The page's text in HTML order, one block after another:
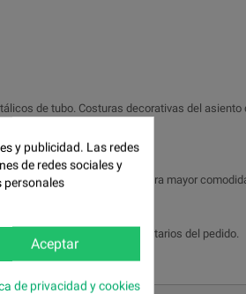
de tubo. Costuras decorativas del
Ambos brazos tipo siesta, para mayor
especifícalo en los comentarios del pedido.
y publicidad. Las redes
de redes sociales y
personales
Aceptar
de privacidad y cookies